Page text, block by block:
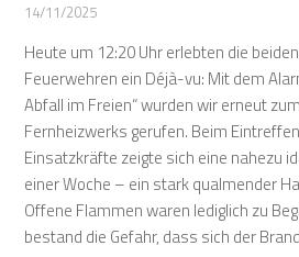
14/11/2025
Heute um 12:20 Uhr erlebten die
Feuerwehren ein Déjà-vu: Mit dem
Abfall im Freien“ wurden wir erneut
Fernheizwerks gerufen. Beim
Einsatzkräfte zeigte sich eine nahezu
einer Woche – ein stark qualmender
Offene Flammen waren lediglich zu
bestand die Gefahr, dass sich der